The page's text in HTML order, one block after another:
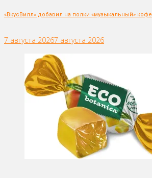
«ВкусВилл» добавил на полки «музыкальный» кофе
7 августа 20267 августа 2026